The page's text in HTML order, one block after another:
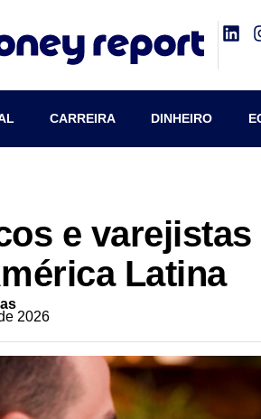
CARREIRA DINHEIRO
e
Latina
2026